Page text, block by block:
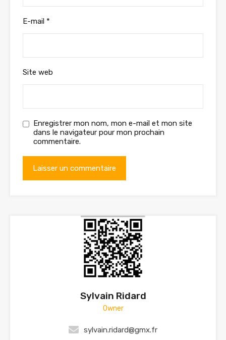
E-mail *
Site web
Enregistrer mon nom, mon e-mail et mon site
dans le navigateur pour mon prochain
commentaire.
Sylvain Ridard
Owner
sylvain.ridard@gmx.fr